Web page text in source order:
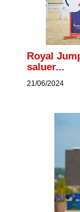
Royal
saluer...
21/06/2024